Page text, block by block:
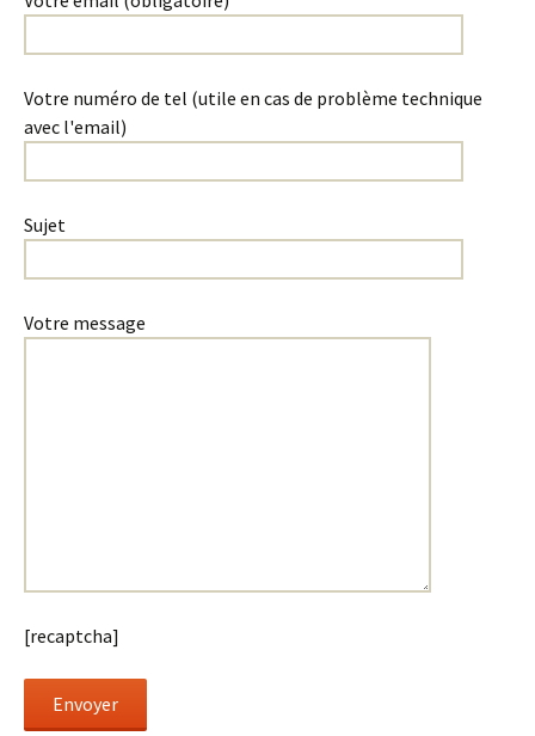
Votre numéro de tel (utile en cas de problème technique
avec l'email)
Sujet
Votre message
[recaptcha]